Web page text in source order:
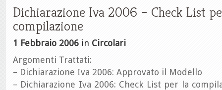
Dichiarazione Iva 2006 – Check List
compilazione
1 Febbraio 2006 in Circolari
Argomenti Trattati:
– Dichiarazione Iva 2006: Approvato il Modello
– Dichiarazione Iva 2006: Check List per la